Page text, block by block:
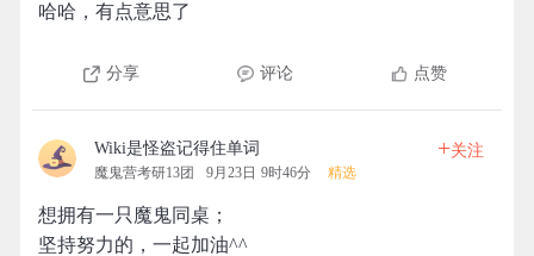
哈哈，有点意思了
分享 评论 点赞
Wiki是怪盗记得住单词
魔鬼营考研13团 9月23日 9时46分 精选
+关注
想拥有一只魔鬼同桌；
坚持努力的，一起加油^^